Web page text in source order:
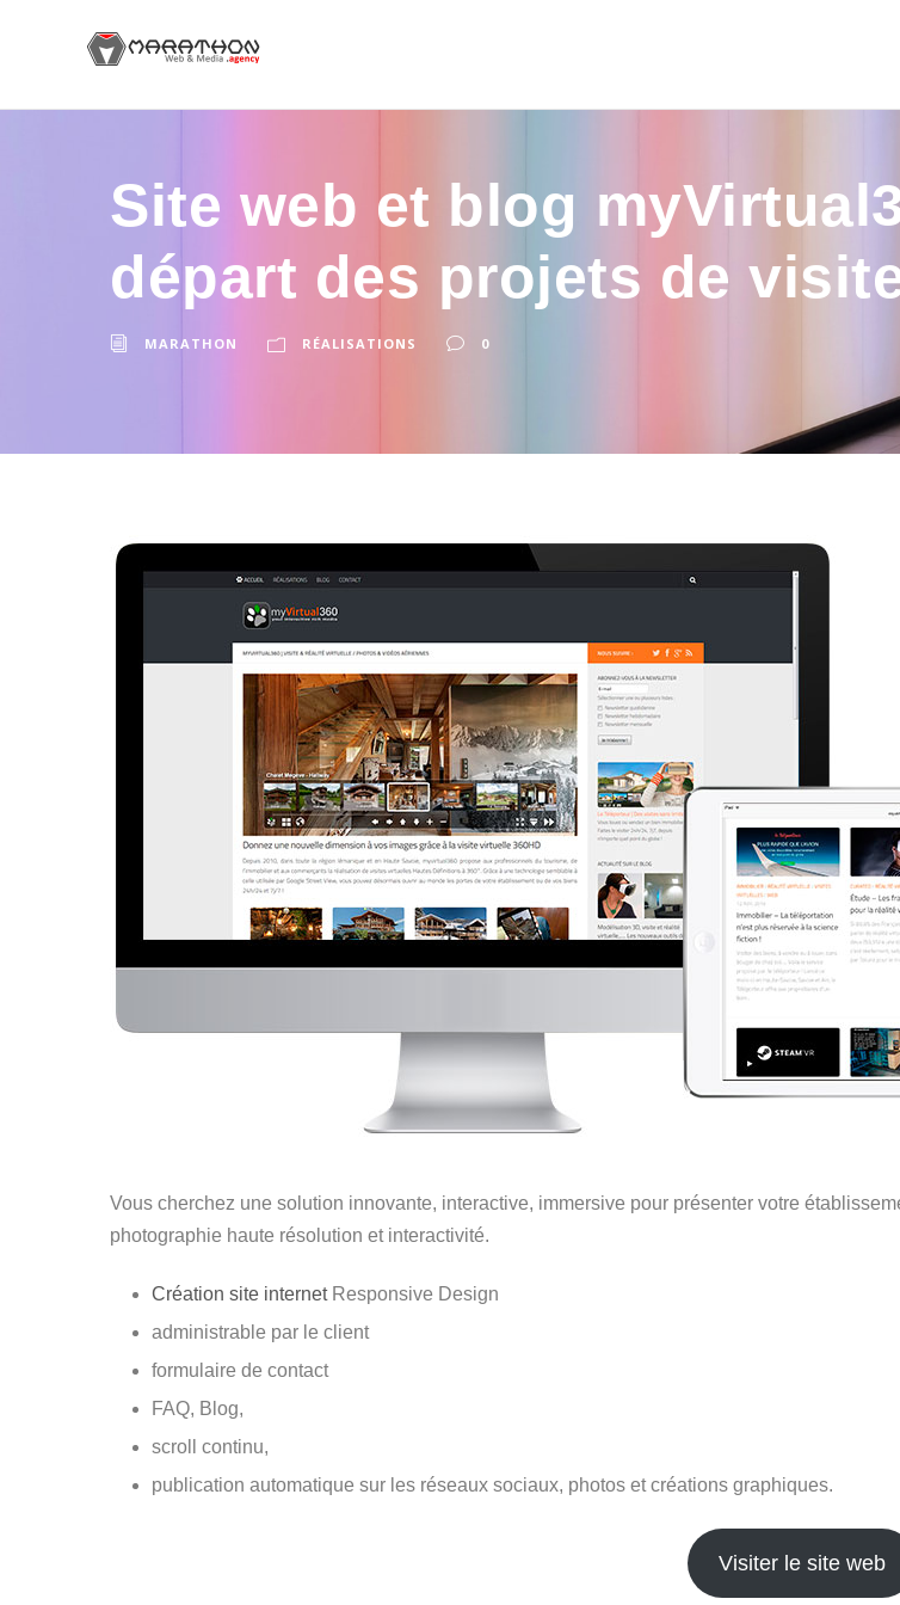
Site web et blog
départ des projets de
MARATHON RÉALISATIONS 0
Vous cherchez une solution innovante, interactive, immersive pour présenter votre
photographie haute résolution et interactivité.
Création site internetResponsive Design
administrable par le client
formulaire de contact
FAQ, Blog,
scroll continu,
publication automatique sur les réseaux sociaux, photos et créations graphiques.
Visiter le site web